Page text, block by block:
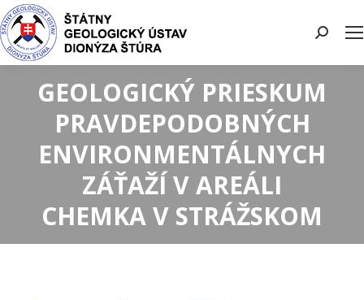
Search:
GEOLOGICKÝ PRIESKUM
PRAVDEPODOBNÝCH
ENVIRONMENTÁLNYCH
ZÁŤAŽÍ V AREÁLI
CHEMKA V STRÁŽSKOM